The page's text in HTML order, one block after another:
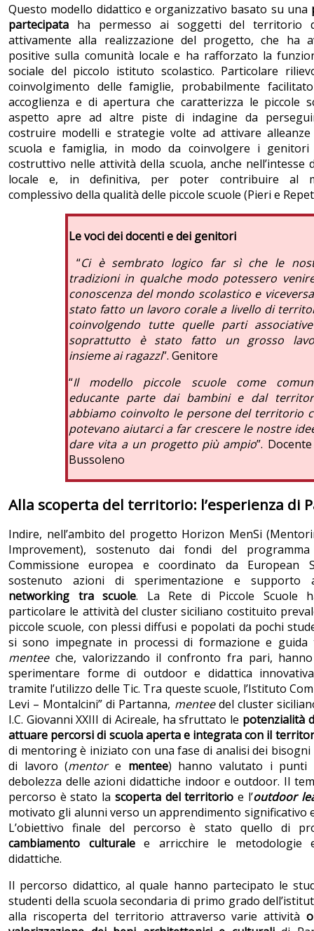
Questo modello didattico e organizzativo basato su una
partecipata ha permesso ai soggetti del territorio
attivamente alla realizzazione del progetto, che ha
positive sulla comunità locale e ha rafforzato la
sociale del piccolo istituto scolastico. Particolare
coinvolgimento delle famiglie, probabilmente
accoglienza e di apertura che caratterizza le piccole
aspetto apre ad altre piste di indagine da
costruire modelli e strategie volte ad attivare
scuola e famiglia, in modo da coinvolgere i
costruttivo nelle attività della scuola, anche nell’intesse
locale e, in definitiva, per poter contribuire al
complessivo della qualità delle piccole scuole (Pieri e
Le voci dei docenti e dei genitori
“Ci è sembrato logico far sì che le
tradizioni in qualche modo potessero
conoscenza del mondo scolastico e
stato fatto un lavoro corale a livello di
coinvolgendo tutte quelle parti
soprattutto è stato fatto un grosso
insieme ai ragazzi”. Genitore
“Il modello piccole scuole come
educante parte dai bambini e dal
abbiamo coinvolto le persone del territorio
potevano aiutarci a far crescere le nostre
dare vita a un progetto più ampio”.
Bussoleno
Alla scoperta del territorio: l’esperienza di
Indire, nell’ambito del progetto Horizon MenSi
Improvement), sostenuto dai fondi del
Commissione europea e coordinato da European
sostenuto azioni di sperimentazione e
networking tra scuole. La Rete di Piccole Scuole
particolare le attività del cluster siciliano costituito
piccole scuole, con plessi diffusi e popolati da pochi
si sono impegnate in processi di formazione e
menteeche, valorizzando il confronto fra pari,
sperimentare forme di outdoor e didattica
tramite l’utilizzo delle Tic. Tra queste scuole, l’Istituto
Levi – Montalcini” di Partanna, menteedel cluster
I.C. Giovanni XXIII di Acireale, ha sfruttato le potenzialità
attuare percorsi di scuola aperta e integrata con il
di mentoring è iniziato con una fase di analisi dei
di lavoro (mentore mentee) hanno valutato i
debolezza delle azioni didattiche indoor e outdoor. Il
percorso è stato la scoperta del territorio e l’outdoor
motivato gli alunni verso un apprendimento significativo
L’obiettivo finale del percorso è stato quello di
cambiamento culturalee arricchire le metodologie
didattiche.
Il percorso didattico, al quale hanno partecipato le
studenti della scuola secondaria di primo grado
alla riscoperta del territorio attraverso varie attività